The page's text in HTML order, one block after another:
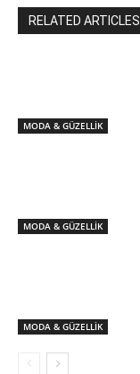
RELATED ARTICLES
MODA & GÜZELLİK
MODA & GÜZELLİK
MODA & GÜZELLİK